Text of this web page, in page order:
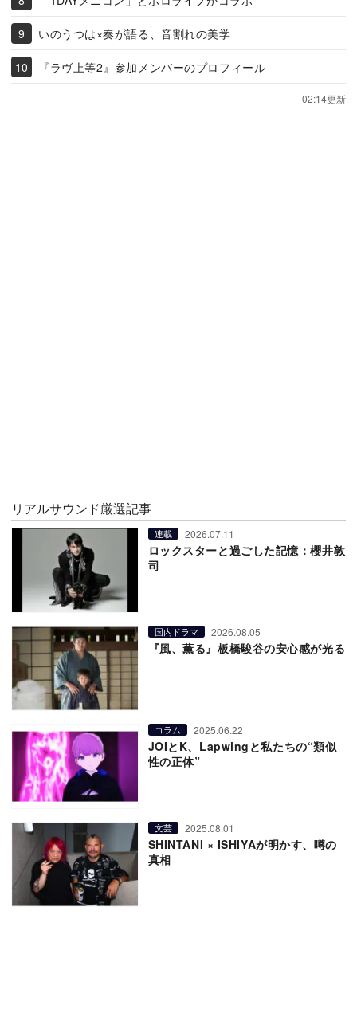
いのうつは×奏が語る、音割れの美学
『ラヴ上等2』参加メンバーのプロフィール
02:14更新
リアルサウンド厳選記事
連載 2026.07.11
ロックスターと過ごした記憶：櫻井敦
司
国内ドラマ 2026.08.05
『風、薫る』板橋駿谷の安心感が光る
コラム 2025.06.22
JOIとK、Lapwingと私たちの“類似
性の正体”
文芸 2025.08.01
SHINTANI × ISHIYAが明かす、噂の
真相